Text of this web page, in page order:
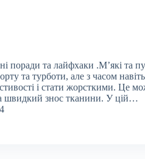
поради та лайфхаки .М’які та
та турботи, але з часом
і стати жорсткими. Це
швидкий знос тканини. У цій…